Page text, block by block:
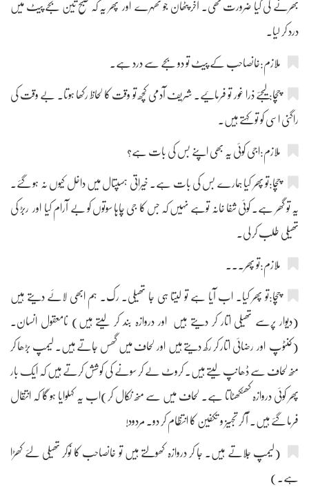
بھرنے کی کیا ضرورت تھی۔ آخر پٹھان جو ٹھہرے اور پھر یہ کہ صبح تین بجے پیٹ میں
درد کر لیا۔
ملازم:خانصاحب کے پیٹ تو دو بجے سے درد ہے۔
چچا:لیجئے ذرا غور تو فرمائیے۔ شریف آدمی کچھ تو وقت کا لحاظ رکھا ہوتا۔ بے وقت کی
راگنی اسی کو تو کہتے ہیں۔
ملازم:اجی کوئی یہ بھی اپنے بس کی بات ہے؟
چچا:تو پھر کیا ہمارے بس کی بات ہے۔ خیراتی ہسپتال میں داخل کیوں نہ ہو گئے۔
یہ تو گھر ہے۔ کوئی شفا خانہ توہے نہیں کہ جس کا جی چاہا سوتوں کو بے آرام کیا اور ربڑ کی
تھیلی طلب کر لی۔
ملازم:تو پھر۔۔۔
چچا:تو پھر کیا۔ اب آیا ہے تو لیتا ہی جا تھیلی۔ رک۔ ہم ابھی لائے دیتے ہیں
(دیوار پرسے تھیلی اتار کر دیتے ہیں اور دروازہ بند کر لیتے ہیں) نامعقول انسان۔
(کنٹوپ اور رضائی اتار کر رکھ دیتے ہیں اور لحاف میں گھس جاتے ہیں۔ لیمپ بڑھا کر
منھ لحاف سے ڈھانپ لیتے ہیں۔ کروٹ لے کر سونے کی کوشش کرتے ہیں کہ ایک بار
پھر کوئی دروازہ کھٹکھٹاتا ہے۔ لحاف میں سے منھ نکال کر)اب یہ کہلوایا ہو گا کہ انتقال
فرما گئے ہیں۔ آ کر تجہیز و تکفین کا انتظام کر دو۔ مردود!
(لیمپ جلاتے ہیں۔ جا کر دروازہ کھولتے ہیں تو خانصاحب کا نوکر تھیلی لئے کھڑا
ہے۔)